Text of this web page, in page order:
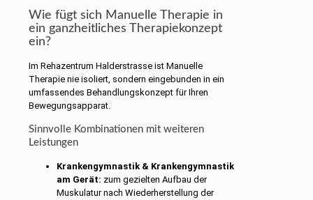
Wie fügt sich Manuelle Therapie in
ein ganzheitliches Therapiekonzept
ein?
Im Rehazentrum Halderstrasse ist Manuelle
Therapie nie isoliert, sondern eingebunden in ein
umfassendes Behandlungskonzept für Ihren
Bewegungsapparat.
Sinnvolle Kombinationen mit weiteren
Leistungen
Krankengymnastik & Krankengymnastik
am Gerät: zum gezielten Aufbau der
Muskulatur nach Wiederherstellung der